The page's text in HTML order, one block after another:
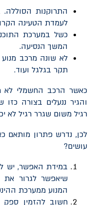
התרוקנות
לעמדת הטעינה
כשל במערכת
המשך הנסיעה.
לא שונה מרכב
תקר בגלגל ועוד.
כאשר הרכב החשמלי לא
והגיר ננעלים בצורה
רגיל משום שגרר רגיל לא
לכן, נדרש פתרון מותאם
עושים?
במידת האפשר, יש
שיאפשר לגרור את
המנוע ממערכת
חשוב להזמין ספק